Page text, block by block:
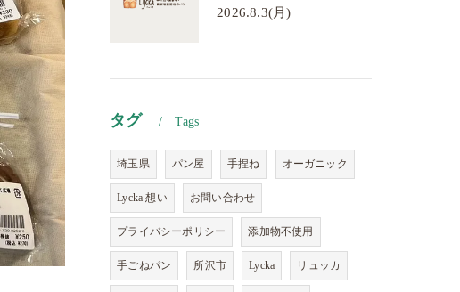
2026.8.3(月)
タグ Tags
埼玉県 パン屋 手捏ね オーガニック
Lycka 想い お問い合わせ
プライバシーポリシー 添加物不使用
手ごねパン 所沢市 Lycka リュッカ